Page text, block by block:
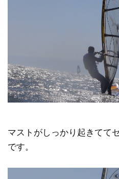
マストがしっかり起きてて
です。